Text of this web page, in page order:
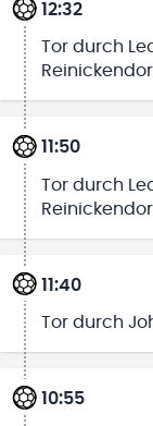
12:32
Tor durch
11:50
Tor durch
11:40
Tor durch
10:55